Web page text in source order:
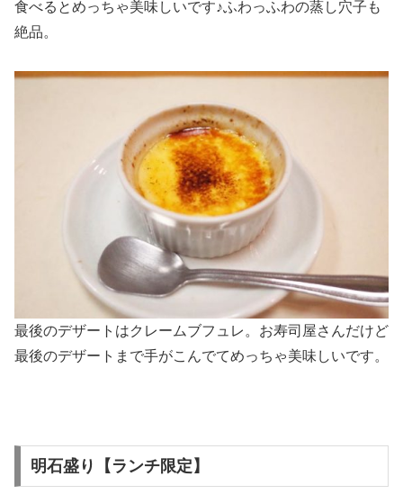
食べるとめっちゃ美味しいです♪ふわっふわの蒸し穴子も
絶品。
最後のデザートはクレームブフュレ。お寿司屋さんだけど
最後のデザートまで手がこんでてめっちゃ美味しいです。
明石盛り【ランチ限定】